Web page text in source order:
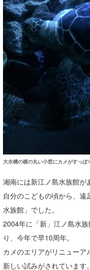
大水槽の横の丸い小窓にカメがすっぽ
湘南には新江ノ島水族館が
自分のこどもの頃から、遠
水族館」でした。
2004年に「新」江ノ島水
り、今年で早10周年。
カメのエリアがリニューア
新しい試みがされています。
Yasunari Inoue
Yoshiyuki Obata
arukasvision
DELTA FORCE SURF
Colors MAGAZINE
WAVAL
福島寿実子
中浦“JET”章
嵯峨明日香
進士剛光
大野”MAR”修聖
喜納海人
波伝説スタッフ
☆加藤
+☆maki☆+
Aichan
H
KID
KOBU
MIN
波伝説